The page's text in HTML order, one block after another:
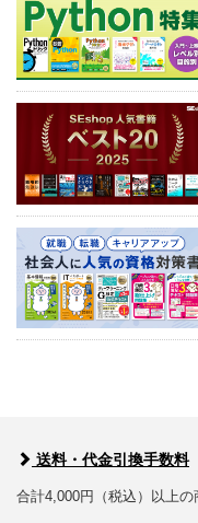
送料・代金引換手数料
合計4,000円（税込）以上